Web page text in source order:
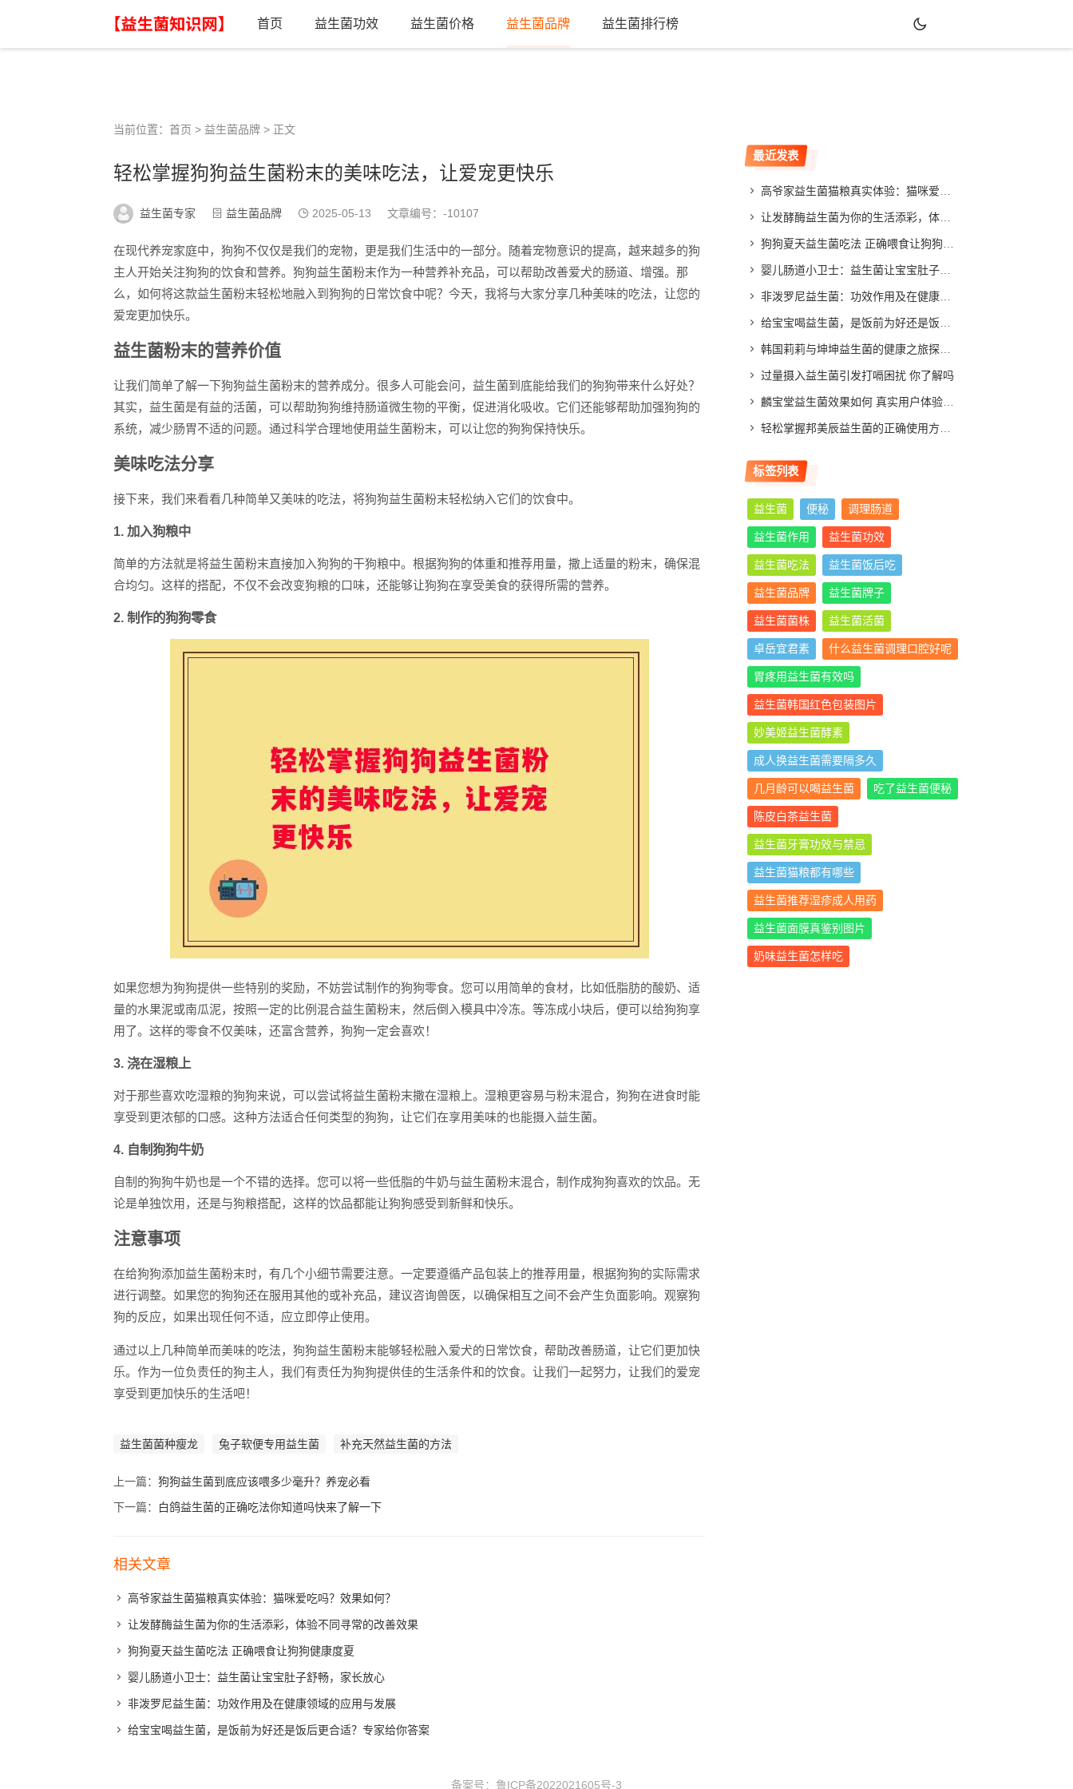
首页 益生菌功效 益生菌价格 益生菌品牌 益生菌排行榜
当前位置： 首页 > 益生菌品牌 > 正文
轻松掌握狗狗益生菌粉末的美味吃法，让爱宠更快乐
益生菌专家 益生菌品牌 2025-05-13 文章编号： -10107
在现代养宠家庭中，狗狗不仅仅是我们的宠物，更是我们生活中的一部分。随着宠物意识的提高，越来越多的狗
主人开始关注狗狗的饮食和营养。狗狗益生菌粉末作为一种营养补充品，可以帮助改善爱犬的肠道、增强。那
么，如何将这款益生菌粉末轻松地融入到狗狗的日常饮食中呢？今天，我将与大家分享几种美味的吃法，让您的
爱宠更加快乐。
益生菌粉末的营养价值
让我们简单了解一下狗狗益生菌粉末的营养成分。很多人可能会问，益生菌到底能给我们的狗狗带来什么好处？
其实，益生菌是有益的活菌，可以帮助狗狗维持肠道微生物的平衡，促进消化吸收。它们还能够帮助加强狗狗的
系统，减少肠胃不适的问题。通过科学合理地使用益生菌粉末，可以让您的狗狗保持快乐。
美味吃法分享
接下来，我们来看看几种简单又美味的吃法，将狗狗益生菌粉末轻松纳入它们的饮食中。
1. 加入狗粮中
简单的方法就是将益生菌粉末直接加入狗狗的干狗粮中。根据狗狗的体重和推荐用量，撒上适量的粉末，确保混
合均匀。这样的搭配，不仅不会改变狗粮的口味，还能够让狗狗在享受美食的获得所需的营养。
2. 制作的狗狗零食
如果您想为狗狗提供一些特别的奖励，不妨尝试制作的狗狗零食。您可以用简单的食材，比如低脂肪的酸奶、适
量的水果泥或南瓜泥，按照一定的比例混合益生菌粉末，然后倒入模具中冷冻。等冻成小块后，便可以给狗狗享
用了。这样的零食不仅美味，还富含营养，狗狗一定会喜欢！
3. 浇在湿粮上
对于那些喜欢吃湿粮的狗狗来说，可以尝试将益生菌粉末撒在湿粮上。湿粮更容易与粉末混合，狗狗在进食时能
享受到更浓郁的口感。这种方法适合任何类型的狗狗，让它们在享用美味的也能摄入益生菌。
4. 自制狗狗牛奶
自制的狗狗牛奶也是一个不错的选择。您可以将一些低脂的牛奶与益生菌粉末混合，制作成狗狗喜欢的饮品。无
论是单独饮用，还是与狗粮搭配，这样的饮品都能让狗狗感受到新鲜和快乐。
注意事项
在给狗狗添加益生菌粉末时，有几个小细节需要注意。一定要遵循产品包装上的推荐用量，根据狗狗的实际需求
进行调整。如果您的狗狗还在服用其他的或补充品，建议咨询兽医，以确保相互之间不会产生负面影响。观察狗
狗的反应，如果出现任何不适，应立即停止使用。
通过以上几种简单而美味的吃法，狗狗益生菌粉末能够轻松融入爱犬的日常饮食，帮助改善肠道，让它们更加快
乐。作为一位负责任的狗主人，我们有责任为狗狗提供佳的生活条件和的饮食。让我们一起努力，让我们的爱宠
享受到更加快乐的生活吧！
益生菌菌种瘦龙 兔子软便专用益生菌 补充天然益生菌的方法
上一篇： 狗狗益生菌到底应该喂多少毫升？养宠必看
下一篇：
白鸽益生菌的正确吃法你知道吗快来了解一下
相关文章
高爷家益生菌猫粮真实体验：猫咪爱吃吗？效果如何？
让发酵酶益生菌为你的生活添彩，体验不同寻常的改善效果
狗狗夏天益生菌吃法 正确喂食让狗狗健康度夏
婴儿肠道小卫士：益生菌让宝宝肚子舒畅，家长放心
非泼罗尼益生菌：功效作用及在健康领域的应用与发展
给宝宝喝益生菌，是饭前为好还是饭后更合适？专家给你答案
最近发表
高爷家益生菌猫粮真实体验：猫咪爱吃吗？效果如何？
让发酵酶益生菌为你的生活添彩，体验不同寻常的改善效果
狗狗夏天益生菌吃法 正确喂食让狗狗健康度夏
婴儿肠道小卫士：益生菌让宝宝肚子舒畅，家长放心
非泼罗尼益生菌：功效作用及在健康领域的应用与发展
给宝宝喝益生菌，是饭前为好还是饭后更合适？专家给你答案
韩国莉莉与坤坤益生菌的健康之旅探索与分享
过量摄入益生菌引发打嗝困扰 你了解吗
麟宝堂益生菌效果如何 真实用户体验分享与评测分析
轻松掌握邦美辰益生菌的正确使用方法，让你肠道更舒适
标签列表
益生菌 便秘 调理肠道
益生菌作用 益生菌功效
益生菌吃法 益生菌饭后吃
益生菌品牌 益生菌牌子
益生菌菌株 益生菌活菌
卓岳宜君素 什么益生菌调理口腔好呢
胃疼用益生菌有效吗
益生菌韩国红色包装图片
妙美姬益生菌酵素
成人换益生菌需要隔多久
几月龄可以喝益生菌 吃了益生菌便秘
陈皮白茶益生菌
益生菌牙膏功效与禁忌
益生菌猫粮都有哪些
益生菌推荐湿疹成人用药
益生菌面膜真鉴别图片
奶味益生菌怎样吃
备案号： 鲁ICP备2022021605号-3